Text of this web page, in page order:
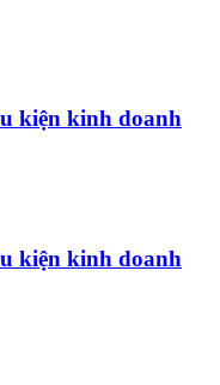
kiện kinh doanh
kiện kinh doanh